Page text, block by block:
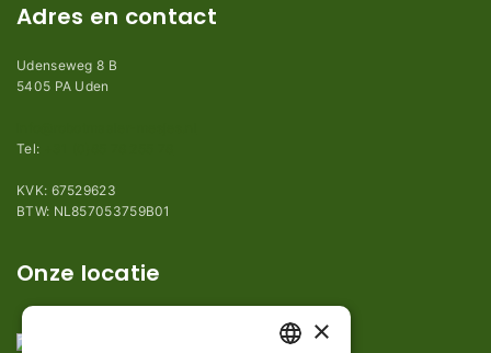
Adres en contact
Udenseweg 8 B
5405 PA Uden
Tel:
KVK: 67529623
BTW: NL857053759B01
Onze locatie
×